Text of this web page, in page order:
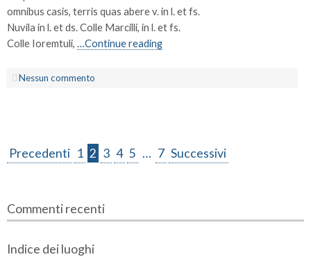
omnibus casis, terris quas abere v. in l. et fs.
Nuvila in l. et ds. Colle Marcilli, in l. et fs.
Colle Ioremtuli, …Continue reading
Nessun commento
Precedenti 1 2 3 4 5 … 7 Successivi
Commenti recenti
Indice dei luoghi